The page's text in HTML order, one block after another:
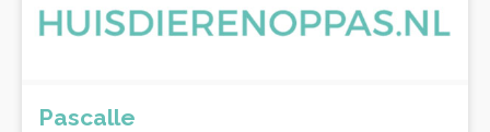
Pascalle